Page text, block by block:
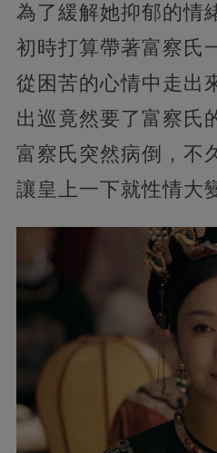
為了緩解她抑郁的情
初時打算帶著富察氏
從困苦的心情中走出
出巡竟然要了富察氏
富察氏突然病倒，不
讓皇上一下就性情大